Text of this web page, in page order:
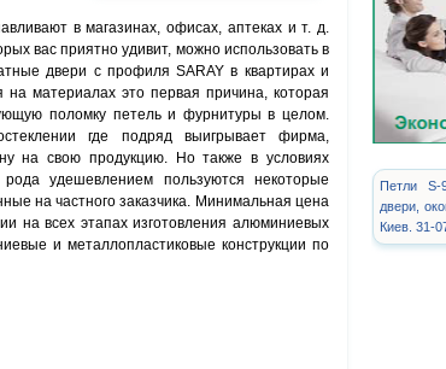
в магазинах, офисах, аптеках и т. д.
вас приятно удивит, можно использовать в
двери с профиля SARAY в квартирах и
материалах это первая причина, которая
поломку петель и фурнитуры в целом.
где подряд выигрывает фирма,
на свою продукцию. Но также в условиях
рода удешевлением пользуются некоторые
на частного заказчика. Минимальная цена
на всех этапах изготовления алюминиевых
и металлопластиковые конструкции по
Петли S-
двери,
Киев. 31-